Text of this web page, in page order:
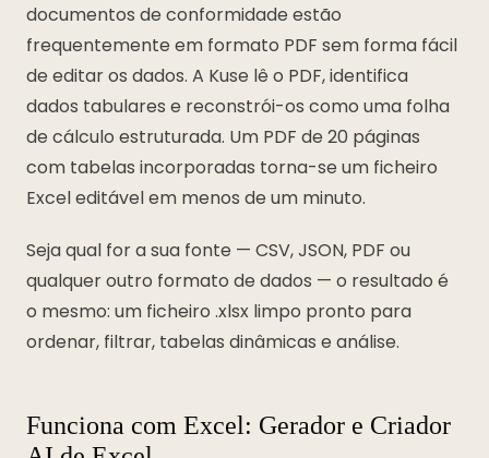
documentos de conformidade estão
frequentemente em formato PDF sem forma fácil
de editar os dados. A Kuse lê o PDF, identifica
dados tabulares e reconstrói-os como uma folha
de cálculo estruturada. Um PDF de 20 páginas
com tabelas incorporadas torna-se um ficheiro
Excel editável em menos de um minuto.
Seja qual for a sua fonte — CSV, JSON, PDF ou
qualquer outro formato de dados — o resultado é
o mesmo: um ficheiro .xlsx limpo pronto para
ordenar, filtrar, tabelas dinâmicas e análise.
Funciona com Excel: Gerador e Criador